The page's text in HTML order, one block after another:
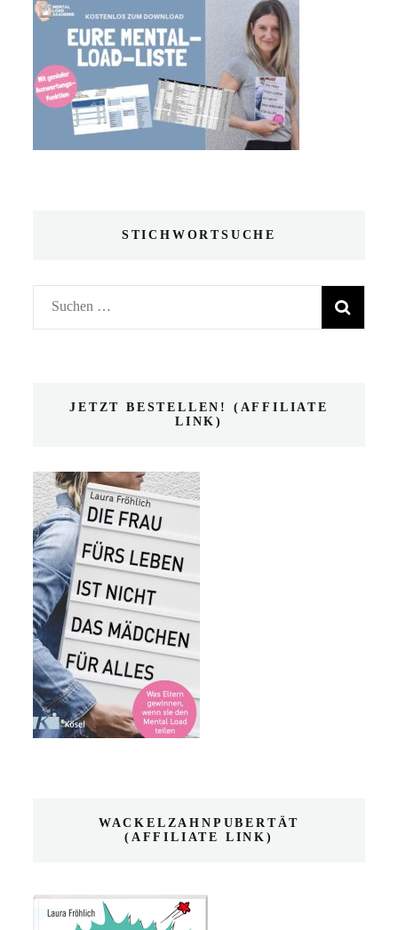
STICHWORTSUCHE
Suchen
nach:
JETZT BESTELLEN! (AFFILIATE
LINK)
WACKELZAHNPUBERTÄT
(AFFILIATE LINK)